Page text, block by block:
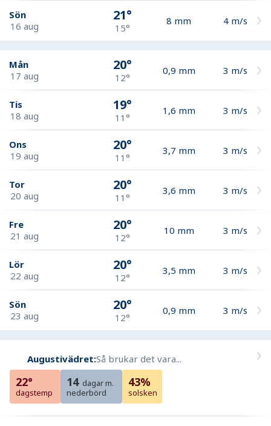
Sön
16 aug
21°
15°
8 mm 4 m/s
Mån
17 aug
20°
12°
0,9 mm 3 m/s
Tis
18 aug
19°
11°
1,6 mm 3 m/s
Ons
19 aug
20°
11°
3,7 mm 3 m/s
Tor
20 aug
20°
11°
3,6 mm 3 m/s
Fre
21 aug
20°
12°
10 mm 3 m/s
Lör
22 aug
20°
12°
3,5 mm 3 m/s
Sön
23 aug
20°
12°
0,9 mm 3 m/s
Augustivädret:Så brukar det vara...
22°
dagstemp
14 dagar m.
nederbörd
43%
solsken